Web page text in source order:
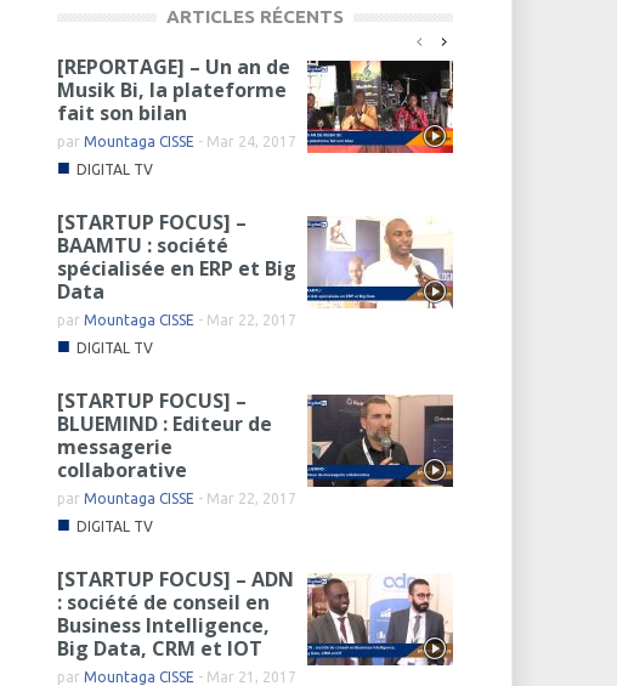
ARTICLES RÉCENTS
[REPORTAGE] – Un an de
Musik Bi, la plateforme
fait son bilan
parMountaga CISSE - Mar 24, 2017
■ DIGITAL TV
[STARTUP FOCUS] –
BAAMTU : société
spécialisée en ERP et Big
Data
parMountaga CISSE - Mar 22, 2017
■ DIGITAL TV
[STARTUP FOCUS] –
BLUEMIND : Editeur de
messagerie
collaborative
parMountaga CISSE - Mar 22, 2017
■ DIGITAL TV
[STARTUP FOCUS] – ADN
: société de conseil en
Business Intelligence,
Big Data, CRM et IOT
parMountaga CISSE - Mar 21, 2017